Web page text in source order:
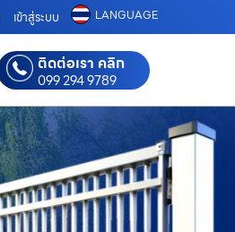
เข้าสู่ระบบ LANGUAGE
ติดต่อเรา คลิก
099 294 9789